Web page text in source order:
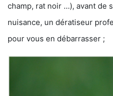
champ, rat noir …), avant de
nuisance, un dératiseur
pour vous en débarrasser ;